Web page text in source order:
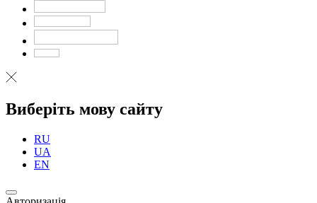
Виберіть мову сайту
RU
UA
EN